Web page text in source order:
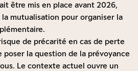
être mis en place avant 2026,
mutualisation pour organiser la
de précarité en cas de perte
poser la question de la prévoyance
Le contexte actuel ouvre un